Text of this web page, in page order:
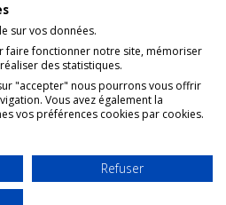
sur vos données.
faire fonctionner notre site, mémoriser
des statistiques.
"accepter" nous pourrons vous offrir
Vous avez également la
vos préférences cookies par cookies.
Refuser